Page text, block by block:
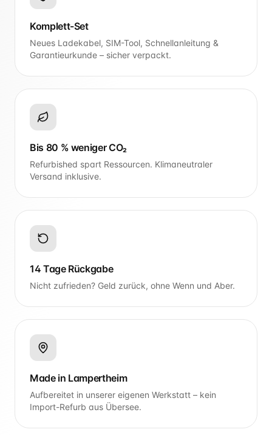
Komplett-Set
Neues Ladekabel, SIM-Tool, Schnellanleitung &
Garantieurkunde – sicher verpackt.
Bis 80 % weniger CO₂
Refurbished spart Ressourcen. Klimaneutraler
Versand inklusive.
14 Tage Rückgabe
Nicht zufrieden? Geld zurück, ohne Wenn und Aber.
Made in Lampertheim
Aufbereitet in unserer eigenen Werkstatt – kein
Import-Refurb aus Übersee.